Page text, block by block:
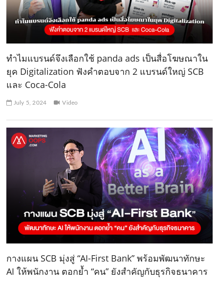
ทำไมแบรนด์จึงเลือกใช้ panda ads เป็นสื่อโฆษณาใน
ยุค Digitalization ฟังคำตอบจาก 2 แบรนด์ใหญ่ SCB
และ Coca-Cola
July 5, 2024 Video
กางแผน SCB มุ่งสู่ “AI-First Bank” พร้อมพัฒนาทักษะ
AI ให้พนักงาน ตอกย้ำ “คน” ยังสำคัญกับธุรกิจธนาคาร